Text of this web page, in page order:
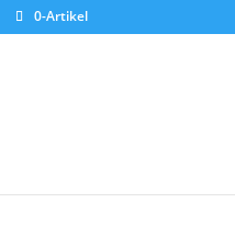
0-Artikel